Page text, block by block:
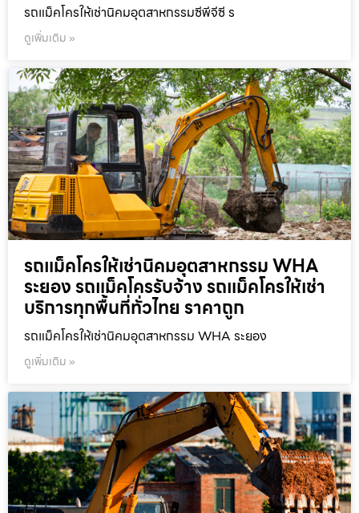
รถแม็คโครให้เช่านิคมอุตสาหกรรมซีพีจีซี ร
ดูเพิ่มเติม »
รถแม็คโครให้เช่านิคมอุตสาหกรรม WHA
ระยอง รถแม็คโครรับจ้าง รถแม็คโครให้เช่า
บริการทุกพื้นที่ทั่วไทย ราคาถูก
รถแม็คโครให้เช่านิคมอุตสาหกรรม WHA ระยอง
ดูเพิ่มเติม »